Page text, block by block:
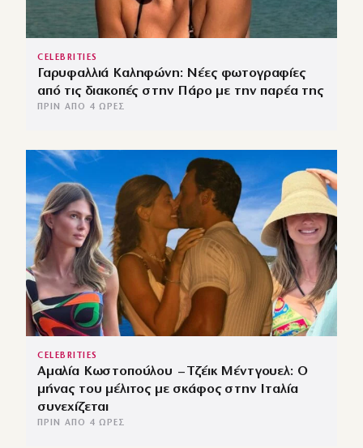
CELEBRITIES
Γαρυφαλλιά Καληφώνη: Νέες φωτογραφίες
από τις διακοπές στην Πάρο με την παρέα της
ΠΡΙΝ ΑΠΌ 4 ΏΡΕΣ
CELEBRITIES
Αμαλία Κωστοπούλου – Τζέικ Μέντγουελ: Ο
μήνας του μέλιτος με σκάφος στην Ιταλία
συνεχίζεται
ΠΡΙΝ ΑΠΌ 4 ΏΡΕΣ